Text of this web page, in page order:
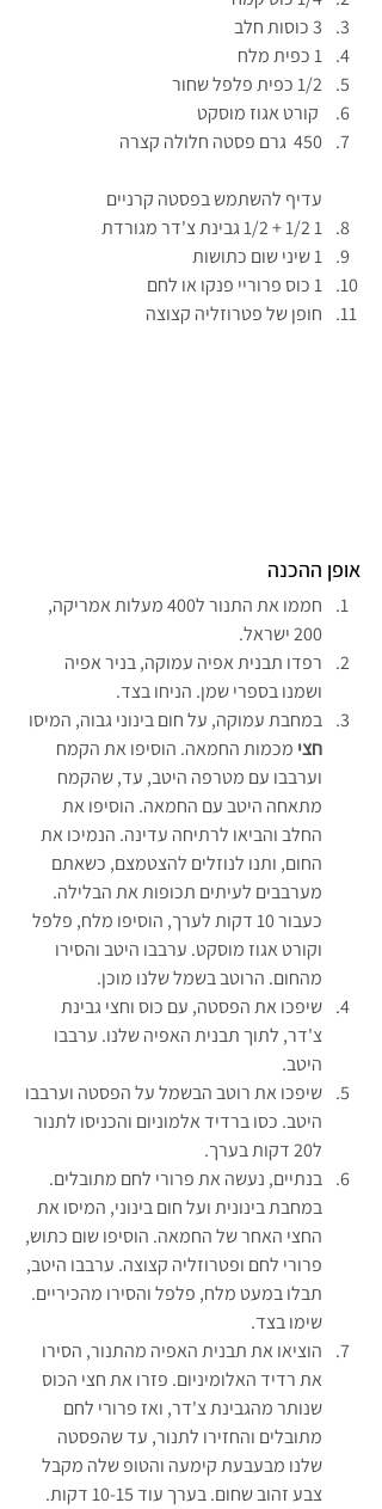
3 כוסות חלב
1 כפית מלח
1/2 כפית פלפל שחור
קורט אגוז מוסקט
450  גרם פסטה חלולה קצרה
עדיף להשתמש בפסטה קרניים
1 1/2 + 1/2 גבינת צ'דר מגורדת
1 שיני שום כתושות
1 כוס פרוריי פנקו או לחם
חופן של פטרוזליה קצוצה
אופן ההכנה
חממו את התנור ל400 מעלות אמריקה,
200 ישראל.
רפדו תבנית אפיה עמוקה, בניר אפיה
ושמנו בספרי שמן. הניחו בצד.
במחבת עמוקה, על חום בינוני גבוה, המיסו
חצי מכמות החמאה. הוסיפו את הקמח
וערבבו עם מטרפה היטב, עד, שהקמח
מתאחה היטב עם החמאה. הוסיפו את
החלב והביאו לרתיחה עדינה. הנמיכו את
החום, ותנו לנוזלים להצטמצם, כשאתם
מערבבים לעיתים תכופות את הבלילה.
כעבור 10 דקות לערך, הוסיפו מלח, פלפל
וקורט אגוז מוסקט. ערבבו היטב והסירו
מהחום. הרוטב בשמל שלנו מוכן.
שיפכו את הפסטה, עם כוס וחצי גבינת
צ'דר, לתוך תבנית האפיה שלנו. ערבבו
היטב.
שיפכו את רוטב הבשמל על הפסטה וערבבו
היטב. כסו ברדיד אלמוניום והכניסו לתנור
ל20 דקות בערך.
בנתיים, נעשה את פרורי לחם מתובלים.
במחבת בינונית ועל חום בינוני, המיסו את
החצי האחר של החמאה. הוסיפו שום כתוש,
פרורי לחם ופטרוזליה קצוצה. ערבבו היטב,
תבלו במעט מלח, פלפל והסירו מהכיריים.
שימו בצד.
הוציאו את תבנית האפיה מהתנור, הסירו
את רדיד האלומיניום. פזרו את חצי הכוס
שנותר מהגבינת צ'דר, ואז פרורי לחם
מתובלים והחזירו לתנור, עד שהפסטה
שלנו מבעבעת קימעה והטופ שלה מקבל
צבע זהוב שחום. בערך עוד 10-15 דקות.